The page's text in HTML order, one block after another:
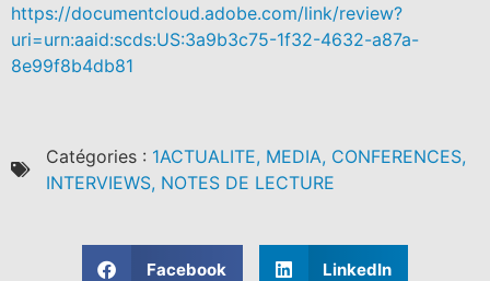
https://documentcloud.adobe.com/link/review?
uri=urn:aaid:scds:US:3a9b3c75-1f32-4632-a87a-
8e99f8b4db81
Catégories : 1ACTUALITE, MEDIA, CONFERENCES,
INTERVIEWS, NOTES DE LECTURE
Facebook LinkedIn